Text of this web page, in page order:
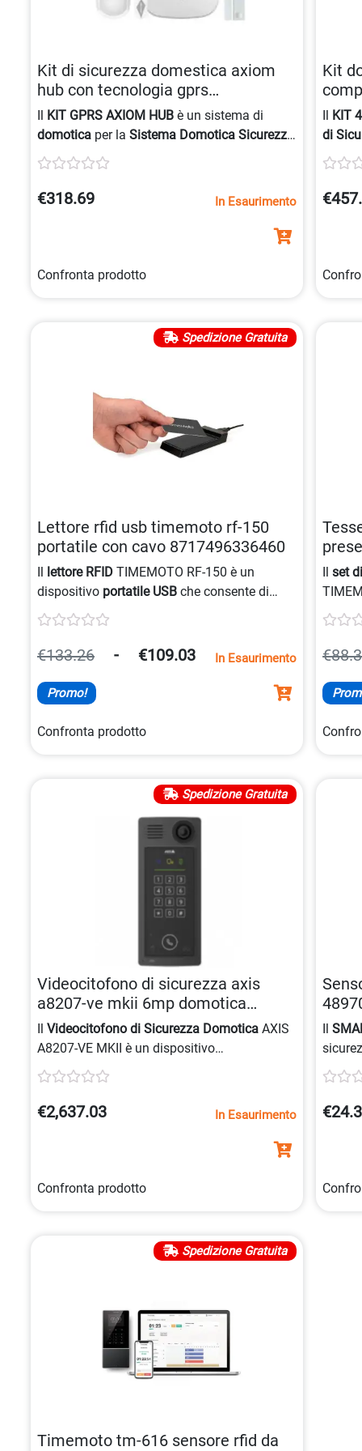
Kit di sicurezza domestica axiom
hub con tecnologia gprs
6954273685416
Il KIT GPRS AXIOM HUB è un sistema di
domotica per la Sistema Domotica Sicurezza
Wireless
con tecnologia
€318.69 In Esaurimento
Confronta prodotto
Kit
Il KIT
di
di
eWIFI.
Spedizione Gratuita
Lettore rfid usb timemoto rf-150
portatile con cavo 8717496336460
Il lettore RFID TIMEMOTO RF-150 è un
dispositivo portatile USB che consente di
registrare nuove
dal PC, semplificando la gestione dei
dipendenti
e del loro accesso ai terminali di
€133.26 - €109.03 In Esaurimento
Promo!
Confronta prodotto
Ilset
Spedizione Gratuita
Videocitofono di sicurezza axis
a8207-ve mkii 6mp domotica
7331021071070
Il Videocitofono di Sicurezza Domotica AXIS
A8207-VE MKII è un dispositivo
multifunzionale con telecamera da 6 MP e
comunicazione audio bidirezionale per una
maggiore sicurezza.
€2,637.03 In Esaurimento
Confronta prodotto
Il
Spedizione Gratuita
Timemoto tm-616 sensore rfid da